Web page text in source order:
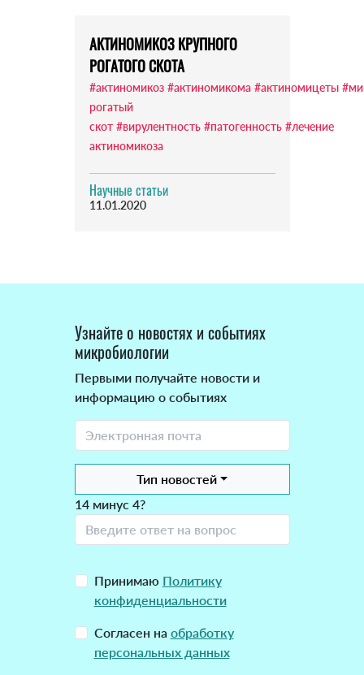
АКТИНОМИКОЗ КРУПНОГО
РОГАТОГО СКОТА
#актиномикоз #актиномикома #актиномицеты
рогатый
скот #вирулентность #патогенность #лечение
актиномикоза
Научные статьи
11.01.2020
Узнайте о новостях и событиях
микробиологии
Первыми получайте новости и
информацию о событиях
Тип новостей
14 минус 4?
Принимаю Политику
конфиденциальности
Согласен на обработку
персональных данных